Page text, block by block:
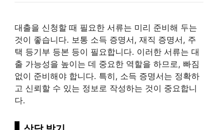
대출을 신청할 때 필요한 서류는 미리 준비해 두는
것이 좋습니다. 보통 소득 증명서, 재직 증명서, 주
택 등기부 등본 등이 필요합니다. 이러한 서류는 대
출 가능성을 높이는 데 중요한 역할을 하므로, 빠짐
없이 준비해야 합니다. 특히, 소득 증명서는 정확하
고 신뢰할 수 있는 정보로 작성하는 것이 중요합니
다.